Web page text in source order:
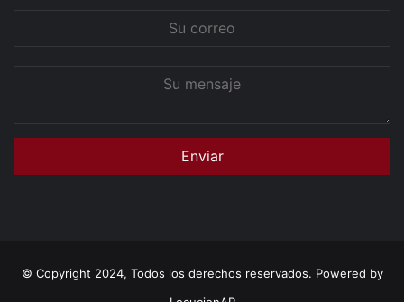
© Copyright 2024, Todos los derechos reservados. Powered by